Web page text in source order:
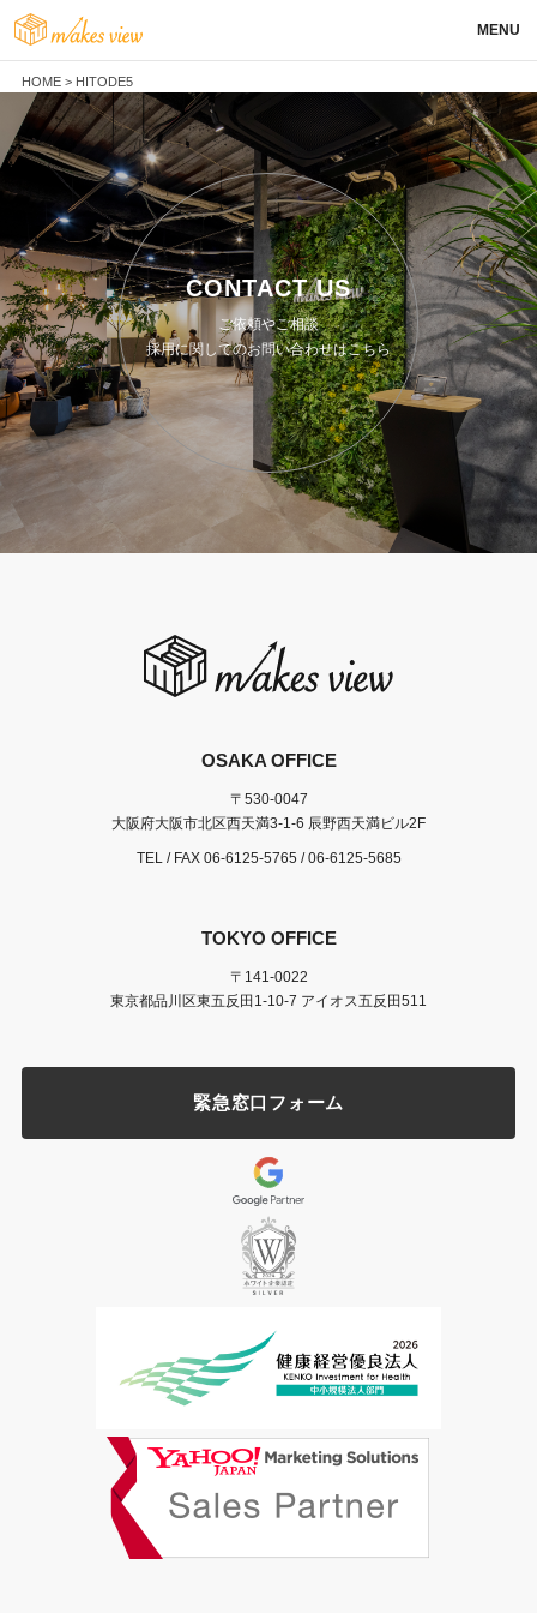
MENU
HOME> HITODE5
CONTACT US
ご依頼やご相談
採用に関してのお問い合わせはこちら
OSAKA OFFICE
〒530-0047
大阪府大阪市北区西天満3-1-6 辰野西天満ビル2F
TEL / FAX 06-6125-5765/ 06-6125-5685
TOKYO OFFICE
〒141-0022
東京都品川区東五反田1-10-7 アイオス五反田511
緊急窓口フォーム